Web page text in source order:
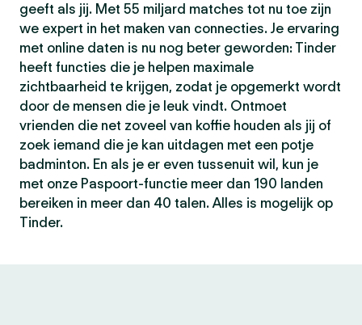
geeft als jij. Met 55 miljard matches tot nu toe zijn
we expert in het maken van connecties. Je ervaring
met online daten is nu nog beter geworden: Tinder
heeft functies die je helpen maximale
zichtbaarheid te krijgen, zodat je opgemerkt wordt
door de mensen die je leuk vindt. Ontmoet
vrienden die net zoveel van koffie houden als jij of
zoek iemand die je kan uitdagen met een potje
badminton. En als je er even tussenuit wil, kun je
met onze Paspoort-functie meer dan 190 landen
bereiken in meer dan 40 talen. Alles is mogelijk op
Tinder.